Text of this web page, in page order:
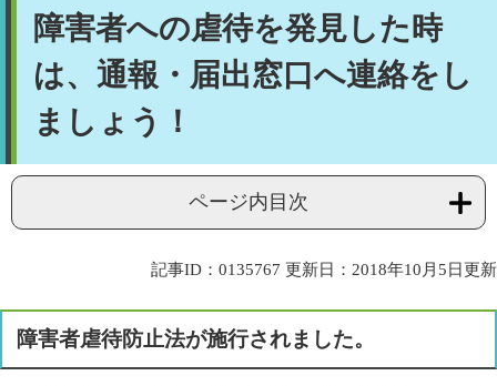
障害者への虐待を発見した時
は、通報・届出窓口へ連絡をし
ましょう！
ページ内目次
記事ID：0135767 更新日：2018年10月5日更新
障害者虐待防止法が施行されました。